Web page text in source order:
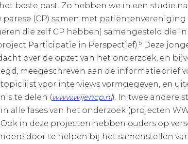
beste past. Zo hebben we in een studie
(CP) samen met patiëntenvereniging
die zelf CP hebben) samengesteld die
Participatie in Perspectief). 5 Deze
over de opzet van het onderzoek, en
meegeschreven aan de informatiebrief
voor interviews vormgegeven, en
te delen (www.wijencp.nl). In twee andere
alle fases van het onderzoek (projecten
Ook in deze projecten hebben ouders op
door te helpen bij het samenstellen